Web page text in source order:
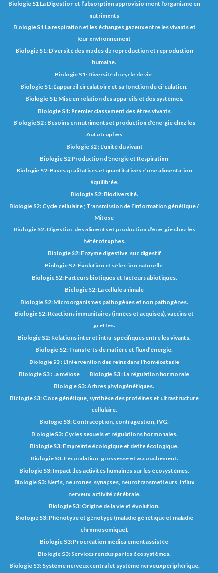
Biologie S1 La Digestion et l’absorption approvisionnent l'organisme en
nutriments
Biologie S1 La respiration et les échanges gazeux entre les vivants et
leur environnement
Biologie S1: Diversité des modes de reproduction et reproduction
humaine.
Biologie S1: Diversité du cycle de vie.
Biologie S1: L’appareil circulatoire et sa fonction de circulation.
Biologie S1: Mise en relation des appareils et des systèmes.
Biologie S1: Premier classement des êtres vivants
Biologie S2 : Besoins en nutriments et production d'énergie chez les
Autotrophes
Biologie S2 : L'unité du vivant
Biologie S2 Production d'énergie et Respiration
Biologie S2: Bases qualitatives et quantitatives d’une alimentation
équilibrée.
Biologie S2: Biodiversité.
Biologie S2: Cycle cellulaire ; Transmission de l’information génétique /
Mitose
Biologie S2: Digestion des aliments et production d’énergie chez les
hétérotrophes.
Biologie S2: Enzyme digestive, suc digestif
Biologie S2: Évolution et sélection naturelle.
Biologie S2: Facteurs biotiques et facteurs abiotiques.
Biologie S2: La cellule animale
Biologie S2: Microorganismes pathogènes et non pathogènes.
Biologie S2: Réactions immunitaires (innées et acquises), vaccins et
greffes.
Biologie S2: Relations inter et intra-spécifiques entre les vivants.
Biologie S2: Transferts de matière et flux d’énergie.
Biologie S3 : L'intervention des reins dans l'homéostasie
Biologie S3 : La méiose
Biologie S3 : La régulation hormonale
Biologie S3: Arbres phylogénétiques.
Biologie S3: Code génétique, synthèse des protéines et ultrastructure
cellulaire.
Biologie S3: Contraception, contragestion, IVG.
Biologie S3: Cycles sexuels et régulations hormonales.
Biologie S3: Empreinte écologique et dette écologique.
Biologie S3: Fécondation, grossesse et accouchement.
Biologie S3: Impact des activités humaines sur les écosystèmes.
Biologie S3: Nerfs, neurones, synapses, neurotransmetteurs, influx
nerveux, activité cérébrale.
Biologie S3: Origine de la vie et évolution.
Biologie S3: Phénotype et génotype (maladie génétique et maladie
chromosomique).
Biologie S3: Procréation médicalement assistée
Biologie S3: Services rendus par les écosystèmes.
Biologie S3: Système nerveux central et système nerveux périphérique,